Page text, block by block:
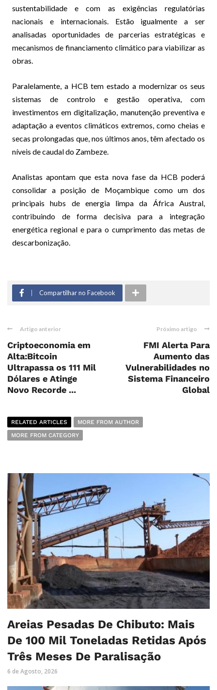
sustentabilidade e com as exigências regulatórias
nacionais e internacionais. Estão igualmente a ser
analisadas oportunidades de parcerias estratégicas e
mecanismos de financiamento climático para viabilizar as
obras.
Paralelamente, a HCB tem estado a modernizar os seus
sistemas de controlo e gestão operativa, com
investimentos em digitalização, manutenção preventiva e
adaptação a eventos climáticos extremos, como cheias e
secas prolongadas que, nos últimos anos, têm afectado os
níveis de caudal do Zambeze.
Analistas apontam que esta nova fase da HCB poderá
consolidar a posição de Moçambique como um dos
principais hubs de energia limpa da África Austral,
contribuindo de forma decisiva para a integração
energética regional e para o cumprimento das metas de
descarbonização.
Compartilhar no Facebook
Artigo anterior
Criptoeconomia em
Alta:Bitcoin
Ultrapassa os 111 Mil
Dólares e Atinge
Novo Recorde ...
Próximo artigo
FMI Alerta Para
Aumento das
Vulnerabilidades no
Sistema Financeiro
Global
RELATED ARTICLES
MORE FROM AUTHOR
MORE FROM CATEGORY
Areias Pesadas De Chibuto: Mais
De 100 Mil Toneladas Retidas Após
Três Meses De Paralisação
6 de Agosto, 2026